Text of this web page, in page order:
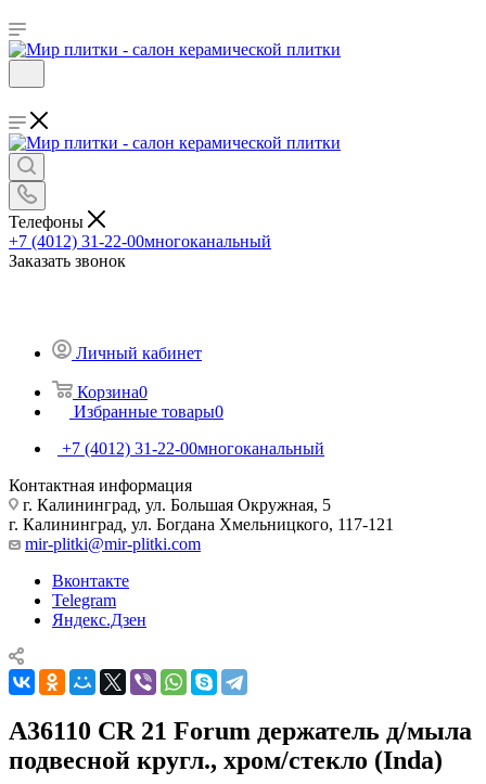
Телефоны
+7 (4012) 31-22-00многоканальный
Заказать звонок
Личный кабинет
Корзина0
Избранные товары0
+7 (4012) 31-22-00многоканальный
Контактная информация
г. Калининград, ул. Большая Окружная, 5
г. Калининград, ул. Богдана Хмельницкого, 117-121
mir-plitki@mir-plitki.com
Вконтакте
Telegram
Яндекс.Дзен
A36110 CR 21 Forum держатель д/мыла
подвесной кругл., хром/стекло (Inda)